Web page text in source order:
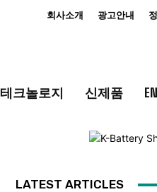
회사소개 광고안내
테크놀로지 신제품
LATEST ARTICLES